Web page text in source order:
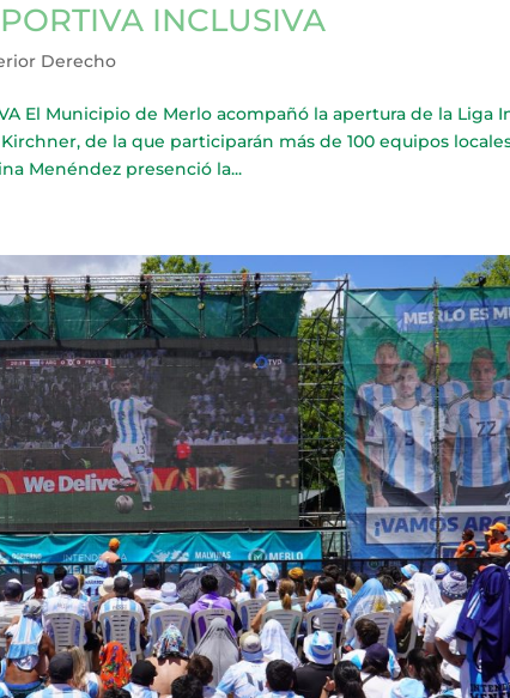
INCLUSIVA
Derecho
El Municipio de Merlo acompañó la apertura de la Liga
de la que participarán más de 100 equipos
Menéndez presenció la...